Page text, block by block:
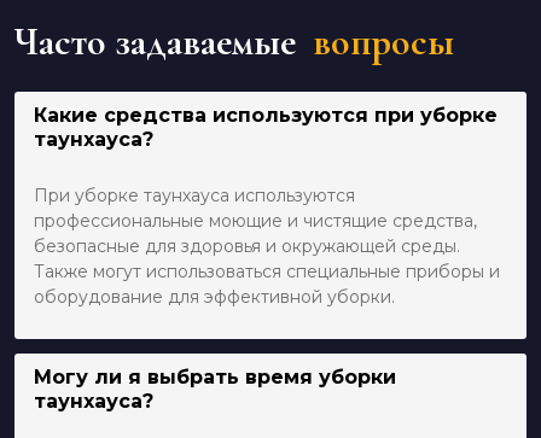
Часто задаваемые вопросы
Какие средства используются при уборке
таунхауса?
При уборке таунхауса используются
профессиональные моющие и чистящие средства,
безопасные для здоровья и окружающей среды.
Также могут использоваться специальные приборы и
оборудование для эффективной уборки.
Могу ли я выбрать время уборки
таунхауса?